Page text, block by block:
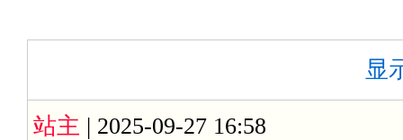
显
站主 | 2025-09-27 16:58